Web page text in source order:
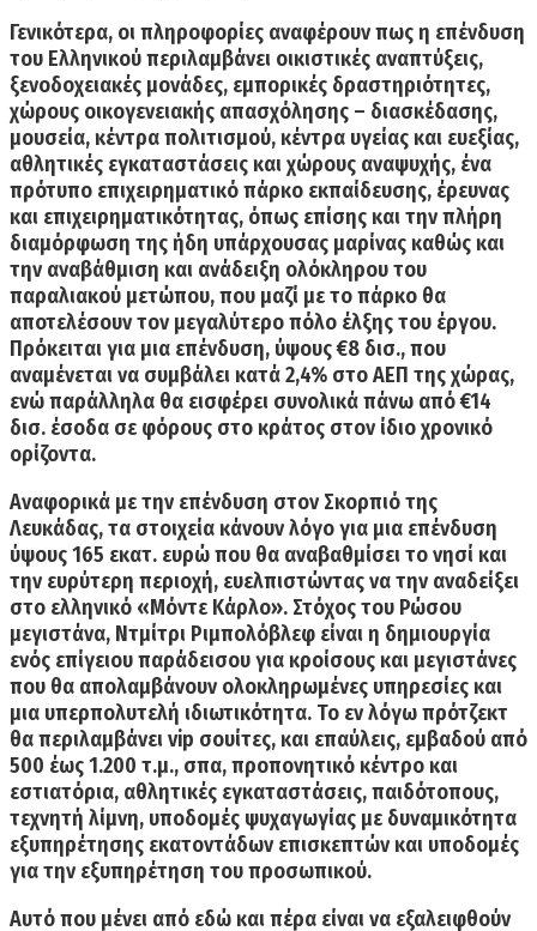
Γενικότερα, οι πληροφορίες αναφέρουν πως η επένδυση
του Ελληνικού περιλαμβάνει οικιστικές αναπτύξεις,
ξενοδοχειακές μονάδες, εμπορικές δραστηριότητες,
χώρους οικογενειακής απασχόλησης – διασκέδασης,
μουσεία, κέντρα πολιτισμού, κέντρα υγείας και ευεξίας,
αθλητικές εγκαταστάσεις και χώρους αναψυχής, ένα
πρότυπο επιχειρηματικό πάρκο εκπαίδευσης, έρευνας
και επιχειρηματικότητας, όπως επίσης και την πλήρη
διαμόρφωση της ήδη υπάρχουσας μαρίνας καθώς και
την αναβάθμιση και ανάδειξη ολόκληρου του
παραλιακού μετώπου, που μαζί με το πάρκο θα
αποτελέσουν τον μεγαλύτερο πόλο έλξης του έργου.
Πρόκειται για μια επένδυση, ύψους €8 δισ., που
αναμένεται να συμβάλει κατά 2,4% στο ΑΕΠ της χώρας,
ενώ παράλληλα θα εισφέρει συνολικά πάνω από €14
δισ. έσοδα σε φόρους στο κράτος στον ίδιο χρονικό
ορίζοντα.
Αναφορικά με την επένδυση στον Σκορπιό της
Λευκάδας,τα στοιχεία κάνουν λόγο για μια επένδυση
ύψους165 εκατ. ευρώπου θα αναβαθμίσει το νησί και
την ευρύτερη περιοχή, ευελπιστώντας να την αναδείξει
στο ελληνικό «Μόντε Κάρλο». Στόχος του Ρώσου
μεγιστάνα, Ντμίτρι Ριμπολόβλεφ είναι η δημιουργία
ενός επίγειου παράδεισου για κροίσους και μεγιστάνες
που θα απολαμβάνουν ολοκληρωμένες υπηρεσίες και
μια υπερπολυτελή ιδιωτικότητα. Το εν λόγω πρότζεκτ
θα περιλαμβάνει vip σουίτες, και επαύλεις, εμβαδού από
500 έως 1.200 τ.μ., σπα, προπονητικό κέντρο και
εστιατόρια, αθλητικές εγκαταστάσεις, παιδότοπους,
τεχνητή λίμνη, υποδομές ψυχαγωγίας με δυναμικότητα
εξυπηρέτησης εκατοντάδων επισκεπτών και υποδομές
για την εξυπηρέτηση του προσωπικού.
Αυτό που μένει από εδώ και πέρα είναι να εξαλειφθούν